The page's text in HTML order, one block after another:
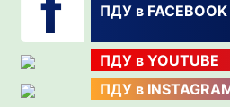
ПДУ в FACEBOOK
ПДУ в YOUTUBE
ПДУ в